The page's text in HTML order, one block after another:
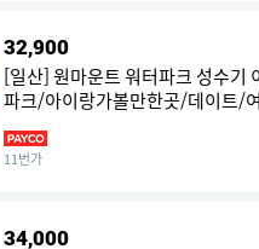
32,900
[일산] 원마운트 워터파크 성수기
파크/아이랑가볼만한곳/데이트/
외/체험
11번가
34,000